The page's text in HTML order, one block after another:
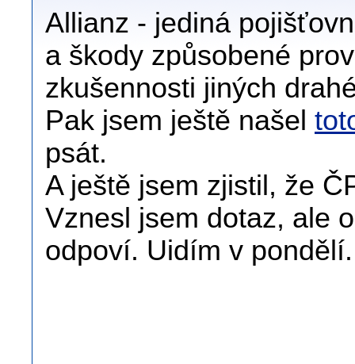
Allianz - jediná
a škody způsobené
zkušennosti jiných
Pak jsem ještě našel
psát.
A ještě jsem zjistil, že
Vznesl jsem dotaz, ale
odpoví. Uidím v pondělí.